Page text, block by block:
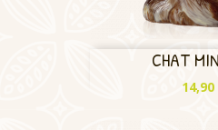
CHAT
Prix
14,90